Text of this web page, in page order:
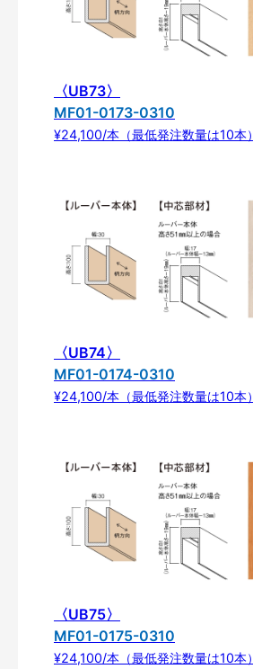
〈UB73〉
MF01-0173-0310
¥24,100/本（最低発注数量は10本）
〈UB74〉
MF01-0174-0310
¥24,100/本（最低発注数量は10本）
〈UB75〉
MF01-0175-0310
¥24,100/本（最低発注数量は10本）